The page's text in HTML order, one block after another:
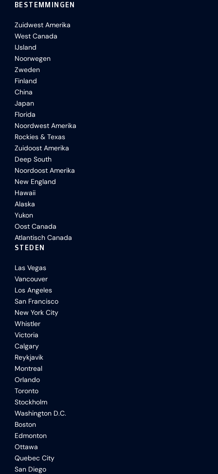
BESTEMMINGEN
Zuidwest Amerika
West Canada
IJsland
Noorwegen
Zweden
Finland
China
Japan
Florida
Noordwest Amerika
Rockies & Texas
Zuidoost Amerika
Deep South
Noordoost Amerika
New England
Hawaii
Alaska
Yukon
Oost Canada
Atlantisch Canada
STEDEN
Las Vegas
Vancouver
Los Angeles
San Francisco
New York City
Whistler
Victoria
Calgary
Reykjavik
Montreal
Orlando
Toronto
Stockholm
Washington D.C.
Boston
Edmonton
Ottawa
Quebec City
San Diego